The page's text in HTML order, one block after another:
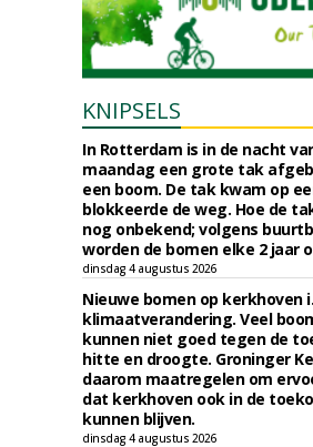
KNIPSELS
In Rotterdam is in de nacht
maandag een grote tak
een boom. De tak kwam op
blokkeerde de weg. Hoe de
nog onbekend; volgens
worden de bomen elke 2 jaar
dinsdag 4 augustus 2026
Nieuwe bomen op kerkhoven
klimaatverandering. Veel
kunnen niet goed tegen de
hitte en droogte. Groninger
daarom maatregelen om
dat kerkhoven ook in de
kunnen blijven.
dinsdag 4 augustus 2026